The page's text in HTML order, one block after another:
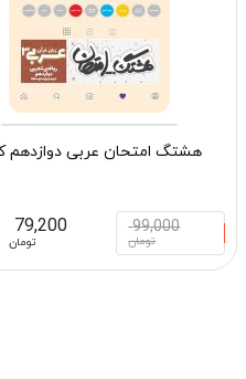
هشتگ امتحان عربی دوازدهم
99,000
تومان
79,200
تومان